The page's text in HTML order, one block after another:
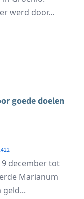
werd door...
goede doelen
december tot
Marianum
geld...